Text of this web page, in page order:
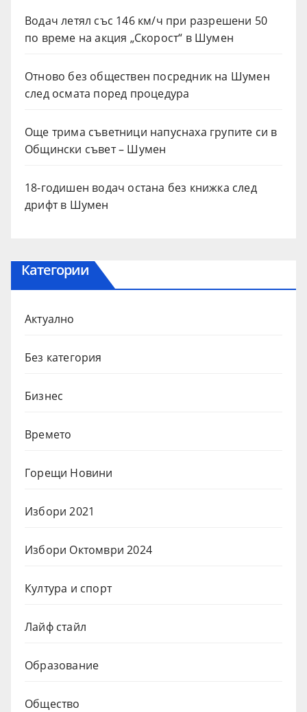
Водач летял със 146 км/ч при разрешени 50
по време на акция „Скорост“ в Шумен
Отново без обществен посредник на Шумен
след осмата поред процедура
Още трима съветници напуснаха групите си в
Общински съвет – Шумен
18-годишен водач остана без книжка след
дрифт в Шумен
Категории
Актуално
Без категория
Бизнес
Времето
Горещи Новини
Избори 2021
Избори Октомври 2024
Култура и спорт
Лайф стайл
Образование
Общество